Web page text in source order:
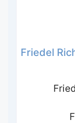
Friedel